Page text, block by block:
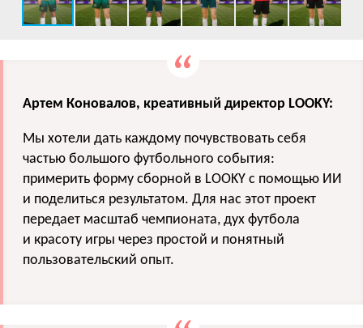
Артем Коновалов, креативный директор LOOKY:
Мы хотели дать каждому почувствовать себя
частью большого футбольного события:
примерить форму сборной в LOOKY с помощью ИИ
и поделиться результатом. Для нас этот проект
передает масштаб чемпионата, дух футбола
и красоту игры через простой и понятный
пользовательский опыт.